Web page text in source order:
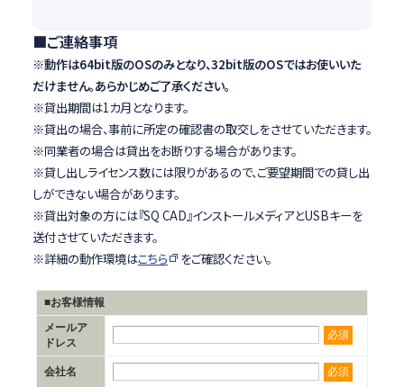
■ご連絡事項
※動作は64bit版のOSのみとなり、32bit版のOSではお使いいた
だけません。あらかじめご了承ください。
※貸出期間は1カ月となります。
※貸出の場合、事前に所定の確認書の取交しをさせていただきます。
※同業者の場合は貸出をお断りする場合があります。
※貸し出しライセンス数には限りがあるので、ご要望期間での貸し出
しができない場合があります。
※貸出対象の方には『SQ CAD』インストールメディアとUSBキーを
送付させていただきます。
※詳細の動作環境はこちら をご確認ください。
■お客様情報
メールア
ドレス
必須
会社名 必須